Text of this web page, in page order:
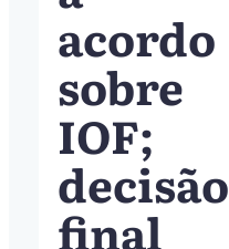
acordo
sobre
IOF;
decisão
final